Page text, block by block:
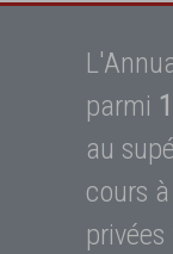
parmi
au
cours